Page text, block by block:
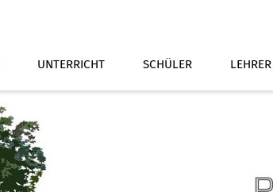
UNTERRICHT SCHÜLER LEHRER